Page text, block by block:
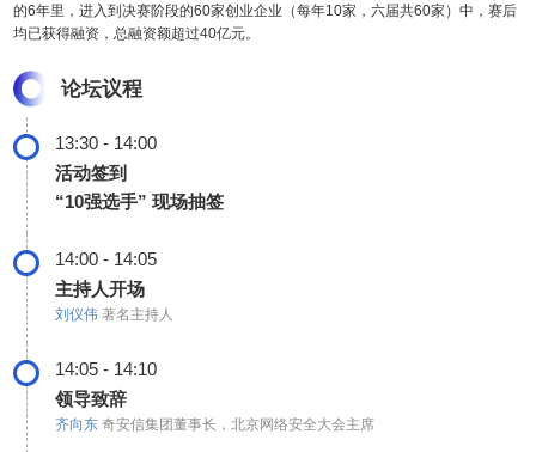
的6年里，进入到决赛阶段的60家创业企业（每年10家，六届共60家）中，赛后
均已获得融资，总融资额超过40亿元。
论坛议程
13:30 - 14:00
活动签到
“10强选手” 现场抽签
14:00 - 14:05
主持人开场
刘仪伟著名主持人
14:05 - 14:10
领导致辞
齐向东奇安信集团董事长，北京网络安全大会主席